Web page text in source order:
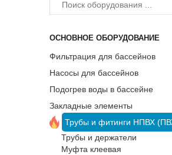
ОСНОВНОЕ ОБОРУДОВАНИЕ
Фильтрация для бассейнов
Насосы для бассейнов
Подогрев воды в бассейне
Закладные элементы
Трубы и фитинги НПВХ
Трубы и держатели
Муфта клеевая